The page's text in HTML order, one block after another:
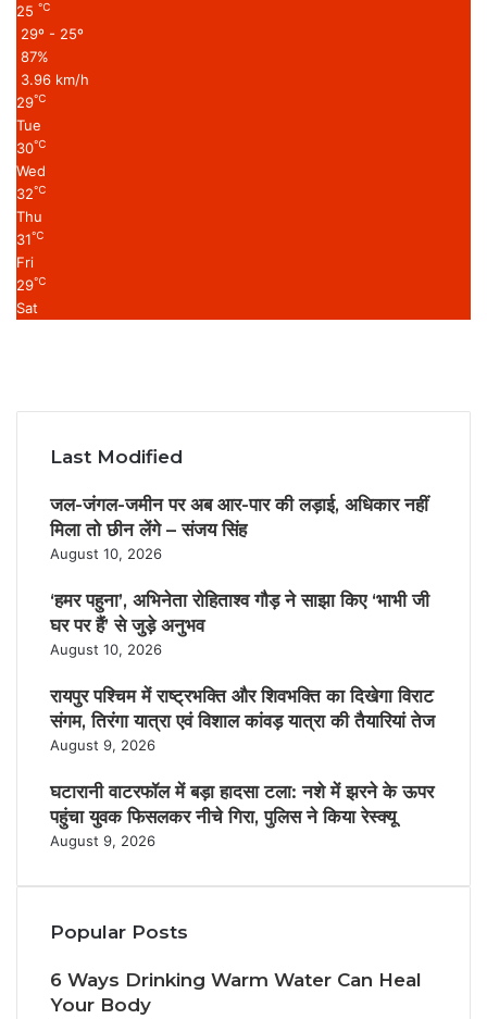
25 ℃
29º - 25º
87%
3.96 km/h
29℃
Tue
30℃
Wed
32℃
Thu
31℃
Fri
29℃
Sat
Last Modified
जल-जंगल-जमीन पर अब आर-पार की लड़ाई, अधिकार नहीं
मिला तो छीन लेंगे – संजय सिंह
August 10, 2026
‘हमर पहुना’, अभिनेता रोहिताश्व गौड़ ने साझा किए ‘भाभी जी
घर पर हैं’ से जुड़े अनुभव
August 10, 2026
रायपुर पश्चिम में राष्ट्रभक्ति और शिवभक्ति का दिखेगा विराट
संगम, तिरंगा यात्रा एवं विशाल कांवड़ यात्रा की तैयारियां तेज
August 9, 2026
घटारानी वाटरफॉल में बड़ा हादसा टला: नशे में झरने के ऊपर
पहुंचा युवक फिसलकर नीचे गिरा, पुलिस ने किया रेस्क्यू
August 9, 2026
Popular Posts
6 Ways Drinking Warm Water Can Heal
Your Body